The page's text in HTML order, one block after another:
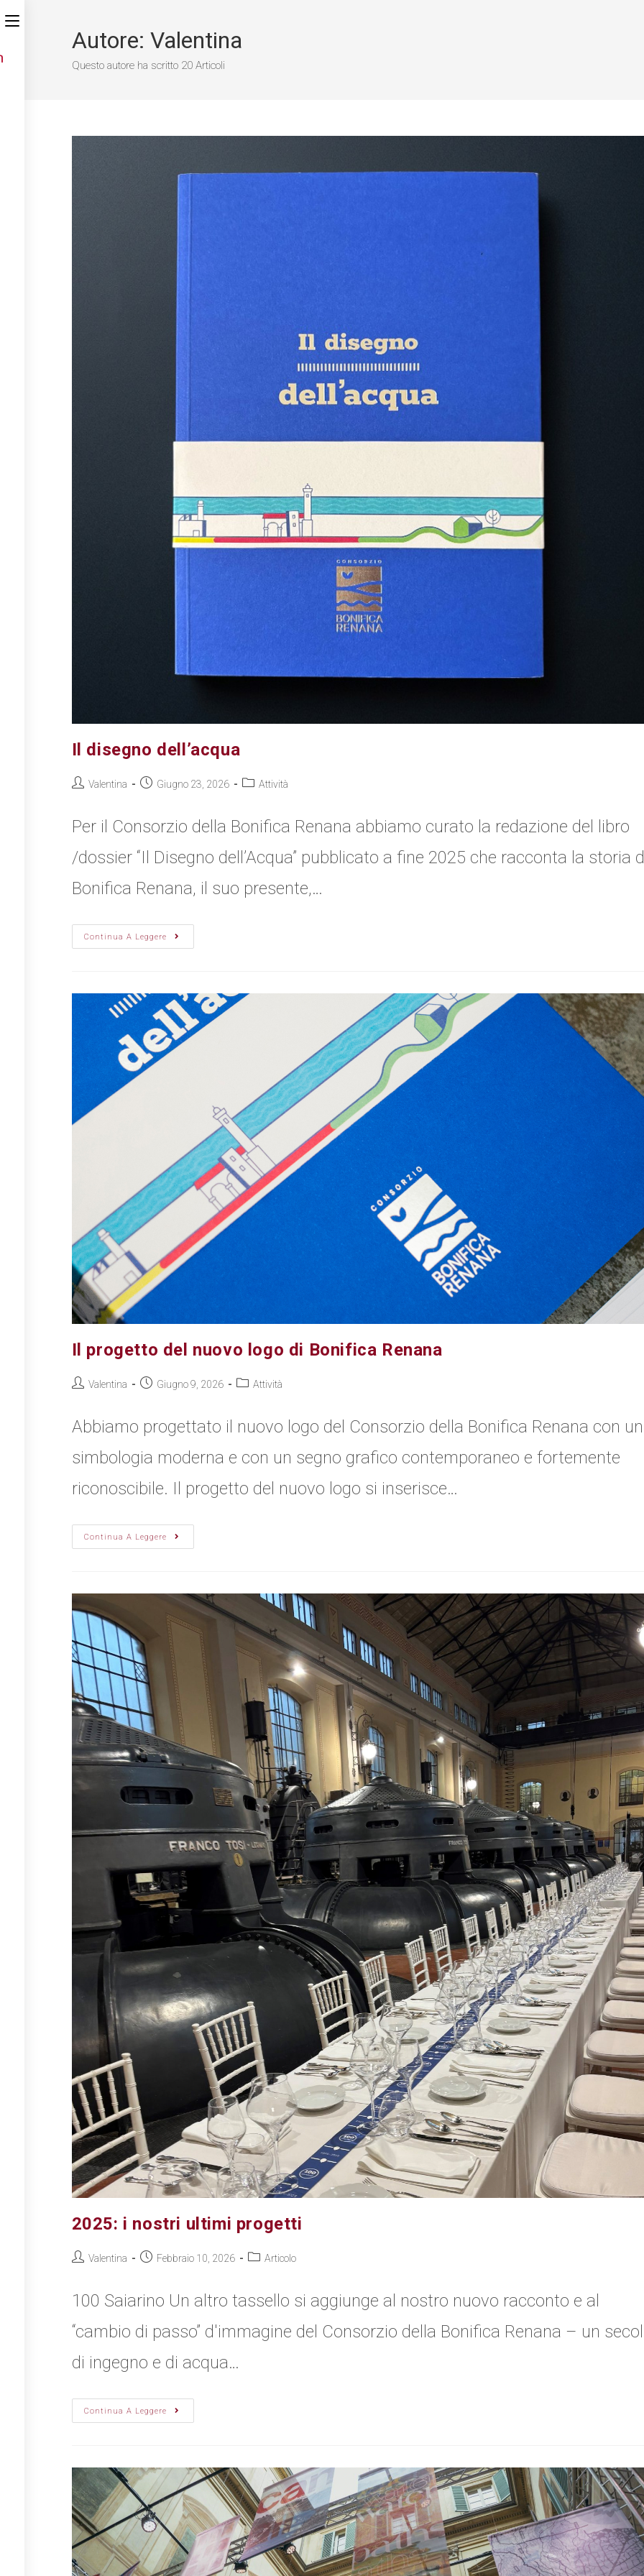
Autore: Valentina
Questo autore ha scritto 20 Articoli
Il disegno dell’acqua
Valentina Giugno 23, 2026 Attività
Per il Consorzio della Bonifica Renana abbiamo curato la redazione del libro
/dossier “Il Disegno dell’Acqua” pubblicato a fine 2025 che racconta la storia
Bonifica Renana, il suo presente,…
Continua A Leggere
Il progetto del nuovo logo di Bonifica Renana
Valentina Giugno 9, 2026 Attività
Abbiamo progettato il nuovo logo del Consorzio della Bonifica Renana con
simbologia moderna e con un segno grafico contemporaneo e fortemente
riconoscibile. Il progetto del nuovo logo si inserisce…
Continua A Leggere
2025: i nostri ultimi progetti
Valentina Febbraio 10, 2026 Articolo
100 Saiarino Un altro tassello si aggiunge al nostro nuovo racconto e al
“cambio di passo” d'immagine del Consorzio della Bonifica Renana – un
di ingegno e di acqua…
Continua A Leggere